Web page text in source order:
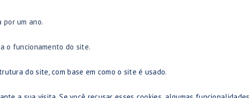
por um ano.
o funcionamento do site.
do site, com base em como o site é usado.